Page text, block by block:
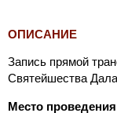
ОПИСАНИЕ
Запись прямой
Святейшества
Место